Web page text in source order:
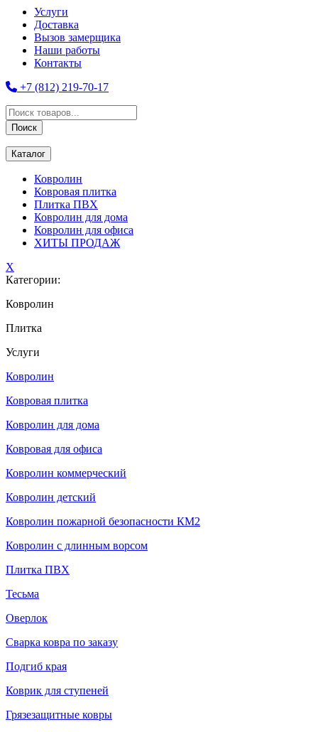
Услуги
Доставка
Вызов замерщика
Наши работы
Контакты
+7 (812) 219-70-17
Поиск
товаров
Поиск
Каталог
Ковролин
Ковровая плитка
Плитка ПВХ
Ковролин для дома
Ковролин для офиса
ХИТЫ ПРОДАЖ
X
Категории:
Ковролин
Плитка
Услуги
Ковролин
Ковровая плитка
Ковролин для дома
Ковровая для офиса
Ковролин коммерческий
Ковролин детский
Ковролин пожарной безопасности КМ2
Ковролин с длинным ворсом
Плитка ПВХ
Тесьма
Оверлок
Сварка ковра по заказу
Подгиб края
Коврик для ступеней
Грязезащитные ковры